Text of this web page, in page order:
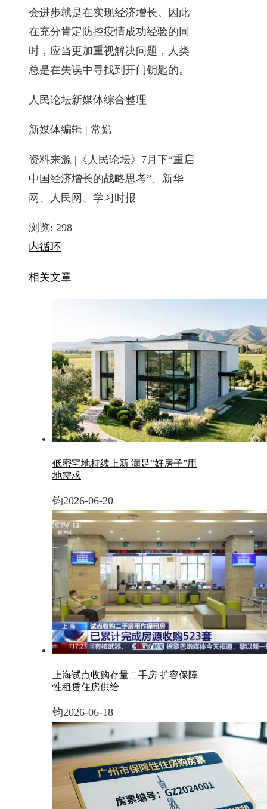
会进步就是在实现经济增长。因此
在充分肯定防控疫情成功经验的同
时，应当更加重视解决问题，人类
总是在失误中寻找到开门钥匙的。
人民论坛新媒体综合整理
新媒体编辑 | 常嫦
资料来源 |《人民论坛》7月下“重启
中国经济增长的战略思考”、新华
网、人民网、学习时报
浏览: 298
内循环
相关文章
低密宅地持续上新 满足“好房子”用
地需求
钧2026-06-20
上海试点收购存量二手房 扩容保障
性租赁住房供给
钧2026-06-18